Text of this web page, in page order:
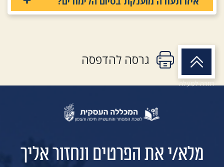
גרסה להדפסה
חזרה למעלה
מלא/י את הפרטים ונחזור אליך